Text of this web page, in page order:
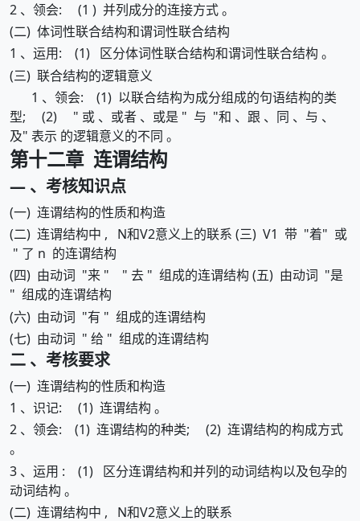
2 、领会: (1 ) 并列成分的连接方式 。
(二) 体词性联合结构和谓词性联合结构
1 、运用: (1) 区分体词性联合结构和谓词性联合结构 。
(三) 联合结构的逻辑意义
1 、领会: (1) 以联合结构为成分组成的句语结构的类
型; (2) " 或 、或者 、或是 " 与 "和 、跟 、同 、与 、
及" 表示 的逻辑意义的不同 。
第十二章 连谓结构
— 、考核知识点
(一) 连谓结构的性质和构造
(二) 连谓结构中 , N和V2意义上的联系 (三) V1 带 "着" 或
" 了 n 的连谓结构
(四) 由动词 "来 " " 去 " 组成的连谓结构 (五) 由动词 "是
" 组成的连谓结构
(六) 由动词 "有 " 组成的连谓结构
(七) 由动词 " 给 " 组成的连谓结构
二 、考核要求
(一) 连谓结构的性质和构造
1 、识记: (1) 连谓结构 。
2 、领会: (1) 连谓结构的种类; (2) 连谓结构的构成方式
。
3 、运用 : (1) 区分连谓结构和并列的动词结构以及包孕的
动词结构 。
(二) 连谓结构中 , N和V2意义上的联系